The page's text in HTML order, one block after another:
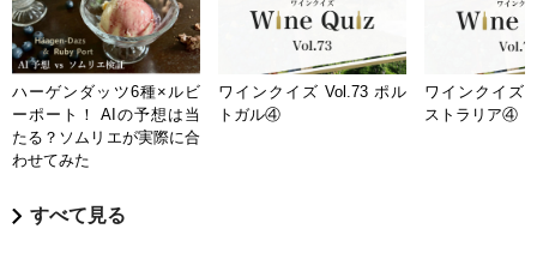
ハーゲンダッツ6種×ルビ
ーポート！ AIの予想は当
たる？ソムリエが実際に合
わせてみた
ワインクイズ Vol.73 ポル
トガル④
ワインクイズ
ストラリア④
すべて見る